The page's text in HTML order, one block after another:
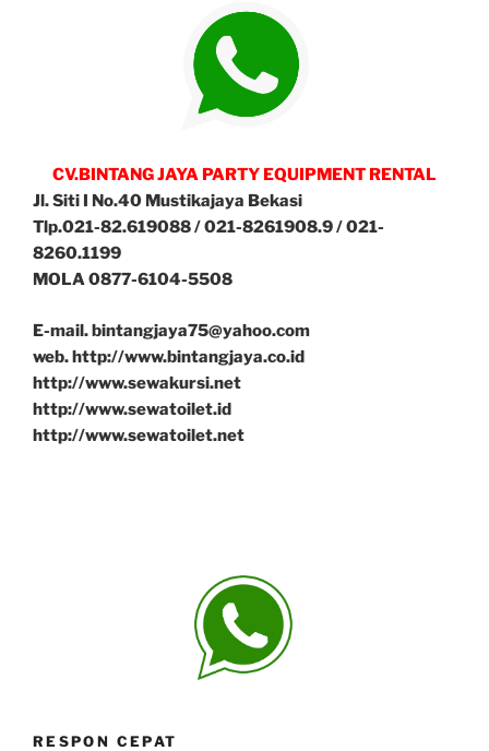
CV.BINTANG JAYA PARTY EQUIPMENT RENTAL
Jl. Siti I No.40 Mustikajaya Bekasi
Tlp.021-82.619088 / 021-8261908.9 / 021-
8260.1199
MOLA 0877-6104-5508
E-mail. bintangjaya75@yahoo.com
web. http://www.bintangjaya.co.id
http://www.sewakursi.net
http://www.sewatoilet.id
http://www.sewatoilet.net
RESPON CEPAT